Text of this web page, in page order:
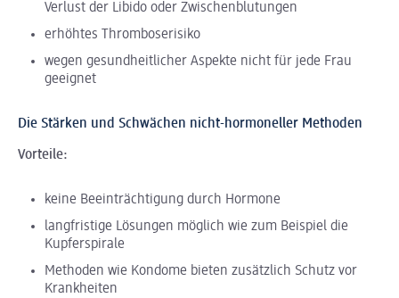
Verlust der Libido oder Zwischenblutungen
erhöhtes Thromboserisiko
wegen gesundheitlicher Aspekte nicht für jede Frau
geeignet
Die Stärken und Schwächen nicht-hormoneller Methoden
Vorteile:
keine Beeinträchtigung durch Hormone
langfristige Lösungen möglich wie zum Beispiel die
Kupferspirale
Methoden wie Kondome bieten zusätzlich Schutz vor
Krankheiten